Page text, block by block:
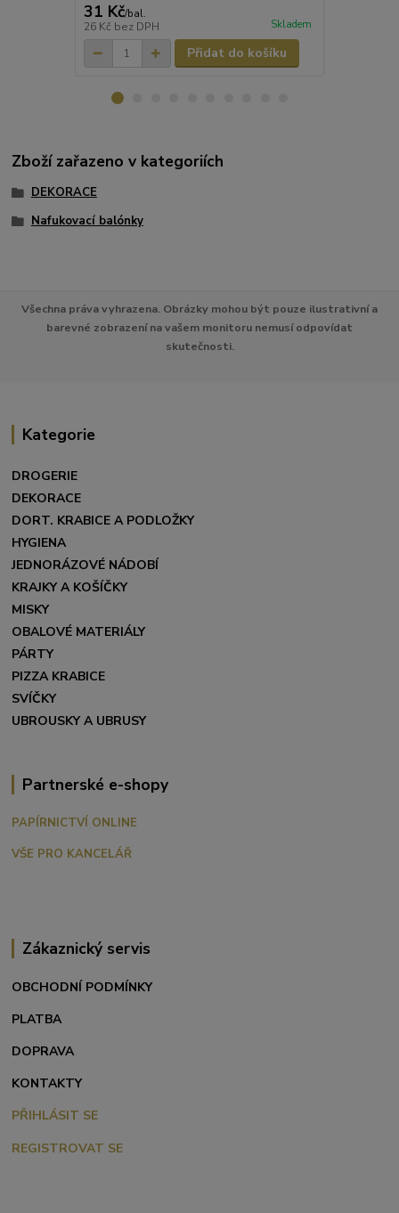
31 Kč/bal.
26 Kč bez DPH Skladem
Přidat do košíku
Zboží zařazeno v kategoriích
DEKORACE
Nafukovací balónky
Všechna práva vyhrazena. Obrázky mohou být pouze ilustrativní a
barevné zobrazení na vašem monitoru nemusí odpovídat
skutečnosti.
Kategorie
DROGERIE
DEKORACE
DORT. KRABICE A PODLOŽKY
HYGIENA
JEDNORÁZOVÉ NÁDOBÍ
KRAJKY A KOŠÍČKY
MISKY
OBALOVÉ MATERIÁLY
PÁRTY
PIZZA KRABICE
SVÍČKY
UBROUSKY A UBRUSY
Partnerské e-shopy
PAPÍRNICTVÍ ONLINE
VŠE PRO KANCELÁŘ
Zákaznický servis
OBCHODNÍ PODMÍNKY
PLATBA
DOPRAVA
KONTAKTY
PŘIHLÁSIT SE
REGISTROVAT SE